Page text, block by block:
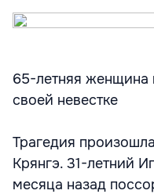
65-летняя женщина
своей невестке
Трагедия
Крянгэ. 31-летний
месяца назад